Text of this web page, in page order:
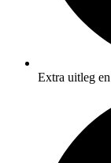
Extra uitleg